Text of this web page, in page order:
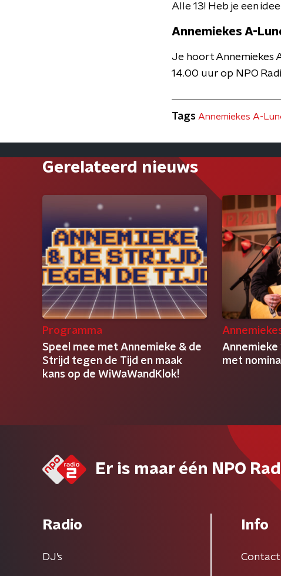
Alle 13! Heb je een
Annemiekes A-
Je hoort Annemiekes
14.00 uur op NPO
Tags Annemiekes A-
Gerelateerd nieuws
Programma
Speel mee met Annemieke & de
Strijd tegen de Tijd en maak
kans op de WiWaWandKlok!
Annemieke
met
Er is maar één NPO
Radio
DJ’s
Info
Contact